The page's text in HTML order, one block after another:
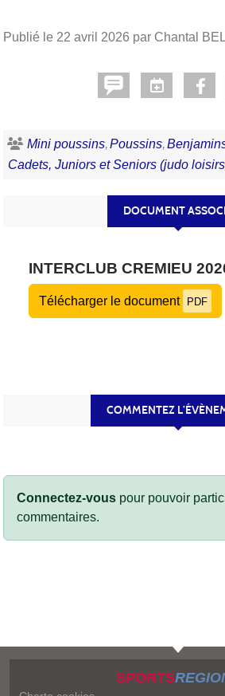
Publié le 22 avril 2026 par Chantal
Mini poussins Poussins
Cadets, Juniors et Seniors (judo
DOCUMENT
INTERCLUB CREMIEU
Télécharger le document PDF
COMMENTEZ
Connectez-vous pour pouvoir
commentaires.
SPORTS